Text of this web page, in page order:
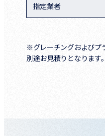
指定業者
※グレーチングおよびプ
別途お見積りとなります。